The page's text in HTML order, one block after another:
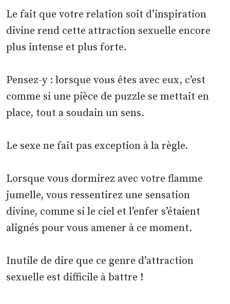
Le fait que votre relation soit d’inspiration
divine rend cette attraction sexuelle encore
plus intense et plus forte.
Pensez-y : lorsque vous êtes avec eux, c’est
comme si une pièce de puzzle se mettait en
place, tout a soudain un sens.
Le sexe ne fait pas exception à la règle.
Lorsque vous dormirez avec votre flamme
jumelle, vous ressentirez une sensation
divine, comme si le ciel et l’enfer s’étaient
alignés pour vous amener à ce moment.
Inutile de dire que ce genre d’attraction
sexuelle est difficile à battre !